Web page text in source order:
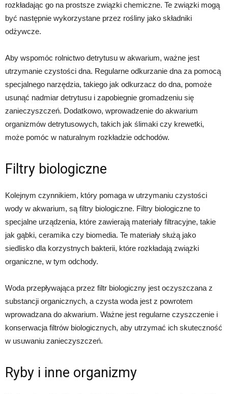
rozkładając go na prostsze związki chemiczne. Te związki mogą
być następnie wykorzystane przez rośliny jako składniki
odżywcze.
Aby wspomóc rolnictwo detrytusu w akwarium, ważne jest
utrzymanie czystości dna. Regularne odkurzanie dna za pomocą
specjalnego narzędzia, takiego jak odkurzacz do dna, pomoże
usunąć nadmiar detrytusu i zapobiegnie gromadzeniu się
zanieczyszczeń. Dodatkowo, wprowadzenie do akwarium
organizmów detrytusowych, takich jak ślimaki czy krewetki,
może pomóc w naturalnym rozkładzie odchodów.
Filtry biologiczne
Kolejnym czynnikiem, który pomaga w utrzymaniu czystości
wody w akwarium, są filtry biologiczne. Filtry biologiczne to
specjalne urządzenia, które zawierają materiały filtracyjne, takie
jak gąbki, ceramika czy biomedia. Te materiały służą jako
siedlisko dla korzystnych bakterii, które rozkładają związki
organiczne, w tym odchody.
Woda przepływająca przez filtr biologiczny jest oczyszczana z
substancji organicznych, a czysta woda jest z powrotem
wprowadzana do akwarium. Ważne jest regularne czyszczenie i
konserwacja filtrów biologicznych, aby utrzymać ich skuteczność
w usuwaniu zanieczyszczeń.
Ryby i inne organizmy